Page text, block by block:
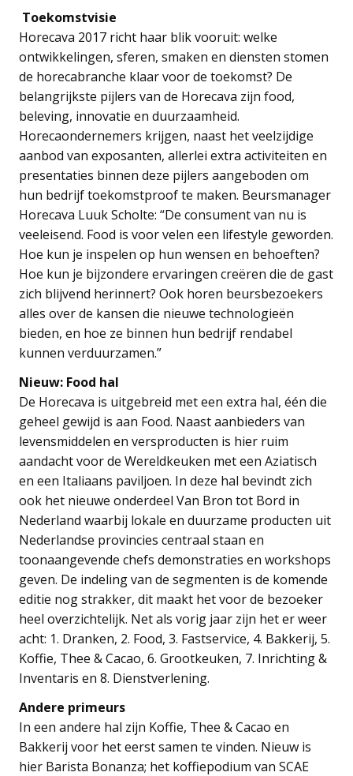
Toekomstvisie
Horecava 2017 richt haar blik vooruit: welke
ontwikkelingen, sferen, smaken en diensten stomen
de horecabranche klaar voor de toekomst? De
belangrijkste pijlers van de Horecava zijn food,
beleving, innovatie en duurzaamheid.
Horecaondernemers krijgen, naast het veelzijdige
aanbod van exposanten, allerlei extra activiteiten en
presentaties binnen deze pijlers aangeboden om
hun bedrijf toekomstproof te maken. Beursmanager
Horecava Luuk Scholte: “De consument van nu is
veeleisend. Food is voor velen een lifestyle geworden.
Hoe kun je inspelen op hun wensen en behoeften?
Hoe kun je bijzondere ervaringen creëren die de gast
zich blijvend herinnert? Ook horen beursbezoekers
alles over de kansen die nieuwe technologieën
bieden, en hoe ze binnen hun bedrijf rendabel
kunnen verduurzamen.”
Nieuw: Food hal
De Horecava is uitgebreid met een extra hal, één die
geheel gewijd is aan Food. Naast aanbieders van
levensmiddelen en versproducten is hier ruim
aandacht voor de Wereldkeuken met een Aziatisch
en een Italiaans paviljoen. In deze hal bevindt zich
ook het nieuwe onderdeel Van Bron tot Bord in
Nederland waarbij lokale en duurzame producten uit
Nederlandse provincies centraal staan en
toonaangevende chefs demonstraties en workshops
geven. De indeling van de segmenten is de komende
editie nog strakker, dit maakt het voor de bezoeker
heel overzichtelijk. Net als vorig jaar zijn het er weer
acht: 1. Dranken, 2. Food, 3. Fastservice, 4. Bakkerij, 5.
Koffie, Thee & Cacao, 6. Grootkeuken, 7. Inrichting &
Inventaris en 8. Dienstverlening.
Andere primeurs
In een andere hal zijn Koffie, Thee & Cacao en
Bakkerij voor het eerst samen te vinden. Nieuw is
hier Barista Bonanza; het koffiepodium van SCAE